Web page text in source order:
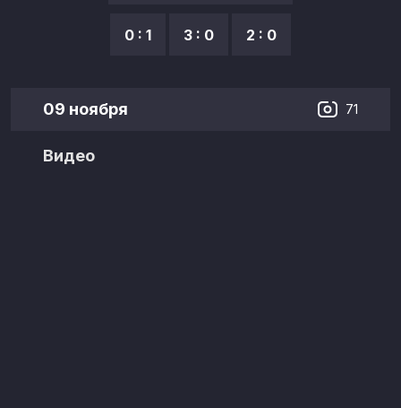
0 : 1 3 : 0 2 : 0
09 ноября 71
Видео